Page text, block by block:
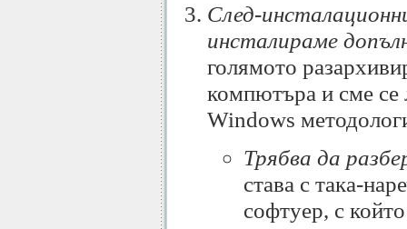
След-
инсталираме
голямото
компютъра и сме се
Windows
Трябва да
става с така-
софтуер, с